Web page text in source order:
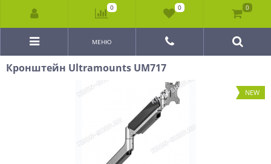
МЕНЮ
Кронштейн Ultramounts UM717
NEW
0 0 0